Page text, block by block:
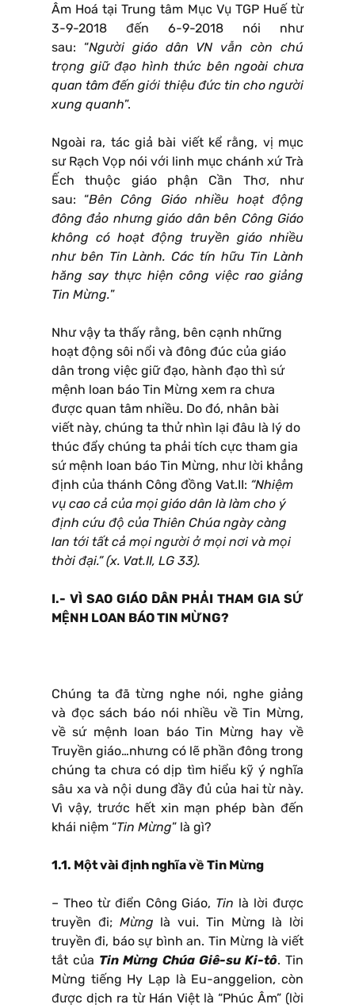
Âm Hoá tại Trung tâm Mục Vụ TGP Huế từ
3-9-2018 đến 6-9-2018 nói như
sau:
“Người giáo dân VN vẫn còn chú
trọng giữ đạo hình thức bên ngoài chưa
quan tâm đến giới thiệu đức tin cho người
xung quanh”.
Ngoài ra, tác giả bài viết kể rằng, vị mục
sư Rạch Vọp nói với linh mục chánh xứ Trà
Ếch thuộc giáo phận Cần Thơ, như
sau: “Bên Công Giáo nhiều hoạt động
đông đảo nhưng giáo dân bên Công Giáo
không có hoạt động truyền giáo nhiều
như bên Tin Lành. Các tín hữu Tin Lành
hăng say thực hiện công việc rao giảng
Tin Mừng.”
Như vậy ta thấy rằng, bên cạnh những
hoạt động sôi nổi và đông đúc của giáo
dân trong việc giữ đạo, hành đạo thì sứ
mệnh loan báo Tin Mừng xem ra chưa
được quan tâm nhiều. Do đó, nhân bài
viết này, chúng ta thử nhìn lại đâu là lý do
thúc đẩy chúng ta phải tích cực tham gia
sứ mệnh loan báo Tin Mừng, như lời khẳng
định của thánh Công đồng Vat.II: “Nhiệm
vụ cao cả của mọi giáo dân là làm cho ý
định cứu độ của Thiên Chúa ngày càng
lan tới tất cả mọi người ở mọi nơi và mọi
thời đại.” (x. Vat.II, LG 33).
I.- VÌ SAO GIÁO DÂN PHẢI THAM GIA SỨ
MỆNH LOAN BÁO TIN MỪNG?
Chúng ta đã từng nghe nói, nghe giảng
và đọc sách báo nói nhiều về Tin Mừng,
về sứ mệnh loan báo Tin Mừng hay về
Truyền giáo…nhưng có lẽ phần đông trong
chúng ta chưa có dịp tìm hiểu kỹ ý nghĩa
sâu xa và nội dung đầy đủ của hai từ này.
Vì vậy, trước hết xin mạn phép bàn đến
khái niệm “Tin Mừng” là gì?
1.1. Một vài định nghĩa về Tin Mừng
– Theo từ điển Công Giáo, Tin là lời được
truyền đi; Mừng là vui. Tin Mừng là lời
truyền đi, báo sự bình an. Tin Mừng là viết
tắt của Tin Mừng Chúa Giê-su Ki-tô. Tin
Mừng tiếng Hy Lạp là Eu-anggelion, còn
được dịch ra từ Hán Việt là “Phúc Âm” (lời